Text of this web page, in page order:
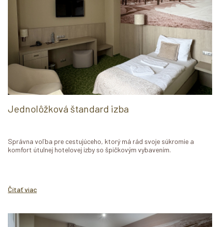
Jednolôžková štandard izba
Správna voľba pre cestujúceho, ktorý má rád svoje súkromie a
komfort útulnej hotelovej izby so špičkovým vybavením.
Čítať viac